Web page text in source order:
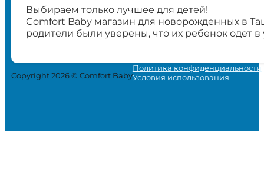
Выбираем только лучшее для детей!
Comfort Baby магазин для новорожденных в
родители были уверены, что их ребенок одет
Copyright 2026 © Comfort Baby
Политика конфиденциальности
Условия использования